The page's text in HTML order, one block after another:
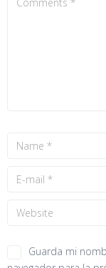
Guarda mi